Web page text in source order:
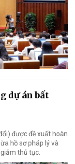
dự án bất
được đề xuất hoàn
hồ sơ pháp lý và
thủ tục.